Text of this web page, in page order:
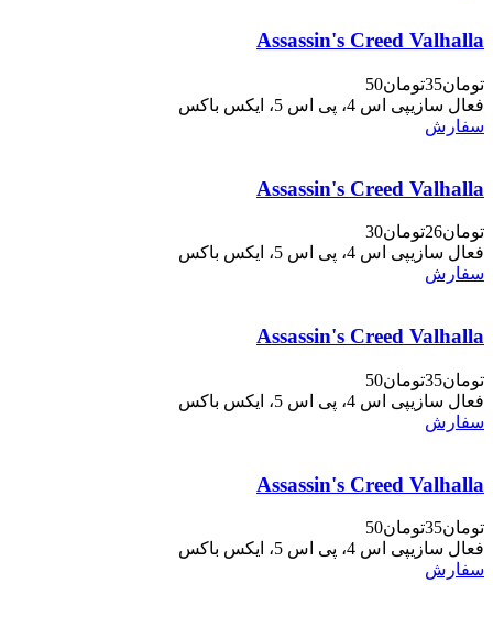
Assassin's Creed Valhalla
تومان35
تومان50
فعال سازیپی اس 4، پی اس 5، ایکس باکس
سفارش
Assassin's Creed Valhalla
تومان26
تومان30
فعال سازیپی اس 4، پی اس 5، ایکس باکس
سفارش
Assassin's Creed Valhalla
تومان35
تومان50
فعال سازیپی اس 4، پی اس 5، ایکس باکس
سفارش
Assassin's Creed Valhalla
تومان35
تومان50
فعال سازیپی اس 4، پی اس 5، ایکس باکس
سفارش